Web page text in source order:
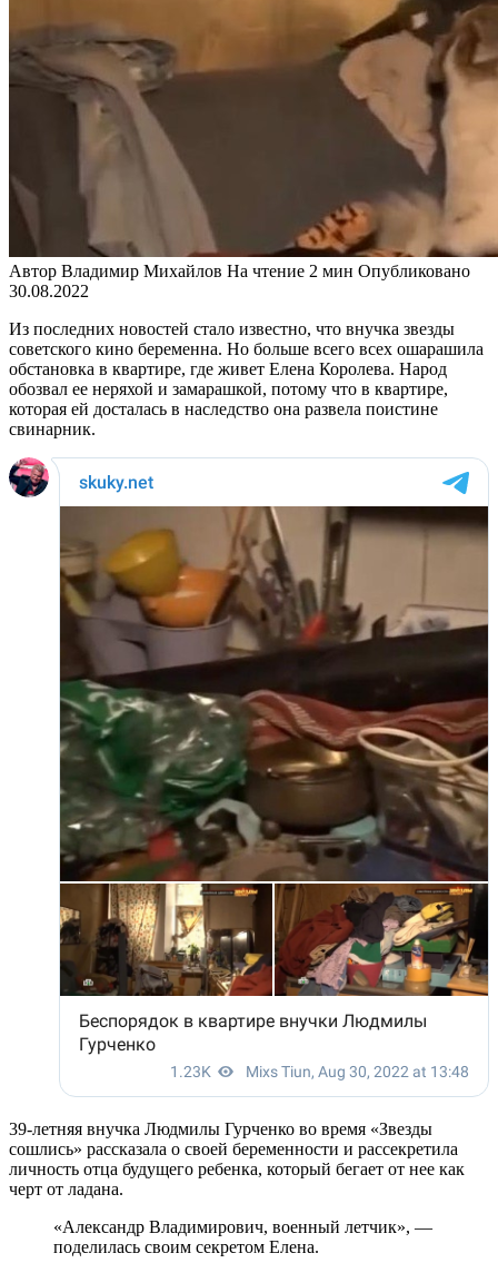
Автор Владимир Михайлов На чтение 2 мин Опубликовано
30.08.2022
Из последних новостей стало известно, что внучка звезды
советского кино беременна. Но больше всего всех ошарашила
обстановка в квартире, где живет Елена Королева. Народ
обозвал ее неряхой и замарашкой, потому что в квартире,
которая ей досталась в наследство она развела поистине
свинарник.
39-летняя внучка Людмилы Гурченко во время «Звезды
сошлись» рассказала о своей беременности и рассекретила
личность отца будущего ребенка, который бегает от нее как
черт от ладана.
«Александр Владимирович, военный летчик», —
поделилась своим секретом Елена.